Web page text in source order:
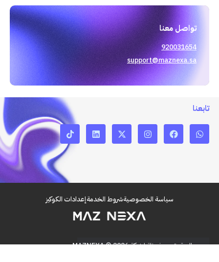
تواصل معنا
920031654
support@maznexa.sa
تابعنا
سياسة الخصوصيةشروط الخدمةإعدادات الكوكيز
جميع الحقوق محفوظة لشركة MAZNEXA © 2026.